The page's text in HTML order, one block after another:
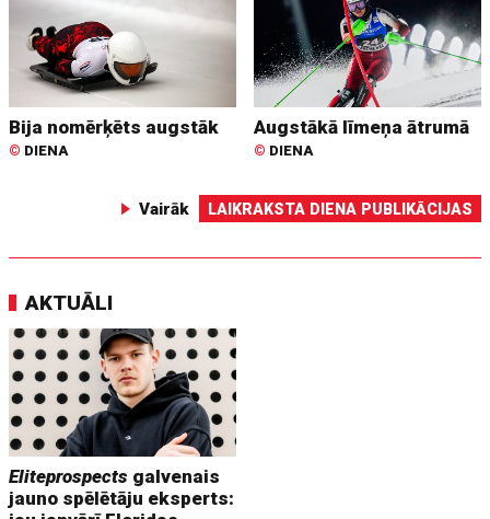
Bija nomērķēts augstāk
© DIENA
Augstākā līmeņa ātrumā
© DIENA
Vairāk LAIKRAKSTA DIENA PUBLIKĀCIJAS
AKTUĀLI
Eliteprospects galvenais
jauno spēlētāju eksperts: